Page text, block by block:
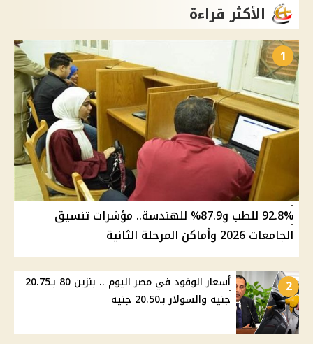
الأكثر قراءة
1
92.8% للطب و87.9% للهندسة.. مؤشرات تنسيق
الجامعات 2026 وأماكن المرحلة الثانية
2
أسعار الوقود في مصر اليوم .. بنزين 80 بـ20.75
جنيه والسولار بـ20.50 جنيه